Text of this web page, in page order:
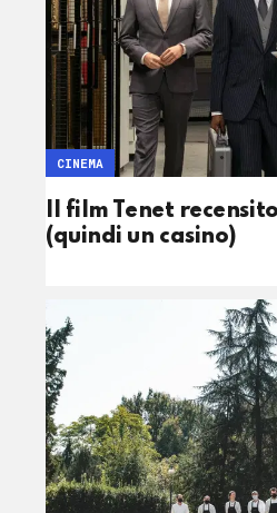
Il film Tenet
(quindi un casino)
CINEMA